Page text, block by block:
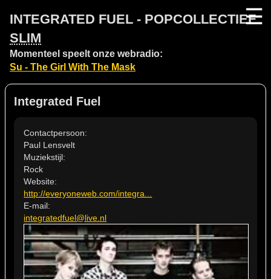
INTEGRATED FUEL - POPCOLLECTIEF
SLIM
Momenteel speelt onze webradio:
Su - The Girl With The Mask
☰
Integrated Fuel
Contactpersoon:
Paul Lensvelt
Muziekstijl:
Rock
Website:
http://everyoneweb.com/integra...
E-mail:
integratedfuel@live.nl